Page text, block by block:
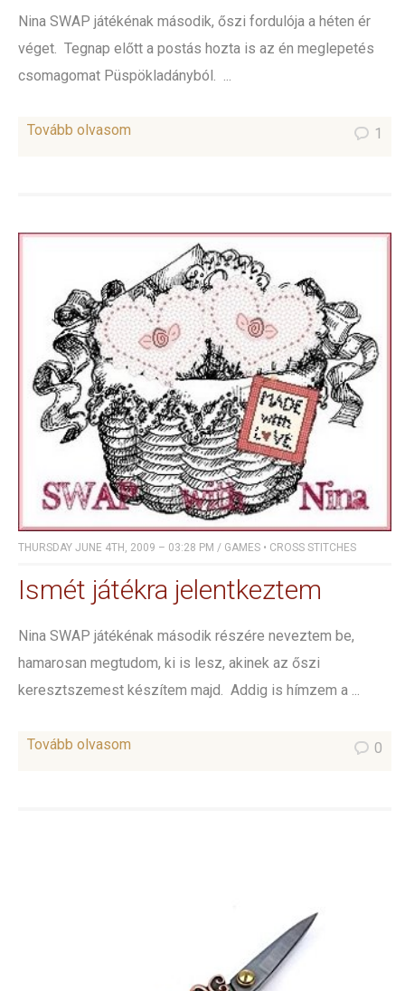
Nina SWAP játékénak második, őszi fordulója a héten ér
véget. Tegnap előtt a postás hozta is az én meglepetés
csomagomat Püspökladányból. ...
Tovább olvasom 1
THURSDAY JUNE 4TH, 2009 – 03:28 PM / GAMES • CROSS STITCHES
Ismét játékra jelentkeztem
Nina SWAP játékénak második részére neveztem be,
hamarosan megtudom, ki is lesz, akinek az őszi
keresztszemest készítem majd. Addig is hímzem a ...
Tovább olvasom 0